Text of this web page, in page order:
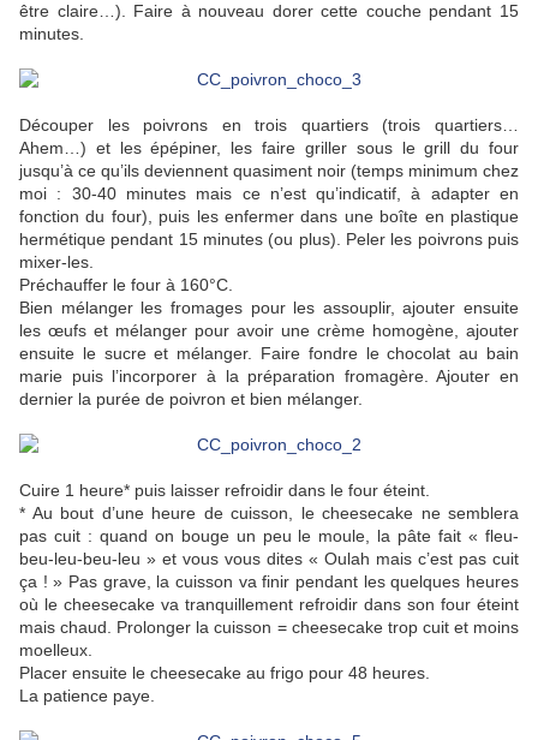
être claire…). Faire à nouveau dorer cette couche pendant 15
minutes.
Découper les poivrons en trois quartiers (trois quartiers…
Ahem…) et les épépiner, les faire griller sous le grill du four
jusqu’à ce qu’ils deviennent quasiment noir (temps minimum chez
moi : 30-40 minutes mais ce n’est qu’indicatif, à adapter en
fonction du four), puis les enfermer dans une boîte en plastique
hermétique pendant 15 minutes (ou plus). Peler les poivrons puis
mixer-les.
Préchauffer le four à 160°C.
Bien mélanger les fromages pour les assouplir, ajouter ensuite
les œufs et mélanger pour avoir une crème homogène, ajouter
ensuite le sucre et mélanger. Faire fondre le chocolat au bain
marie puis l’incorporer à la préparation fromagère. Ajouter en
dernier la purée de poivron et bien mélanger.
Cuire 1 heure* puis laisser refroidir dans le four éteint.
* Au bout d’une heure de cuisson, le cheesecake ne semblera
pas cuit : quand on bouge un peu le moule, la pâte fait « fleu-
beu-leu-beu-leu » et vous vous dites « Oulah mais c’est pas cuit
ça ! » Pas grave, la cuisson va finir pendant les quelques heures
où le cheesecake va tranquillement refroidir dans son four éteint
mais chaud. Prolonger la cuisson = cheesecake trop cuit et moins
moelleux.
Placer ensuite le cheesecake au frigo pour 48 heures.
La patience paye.